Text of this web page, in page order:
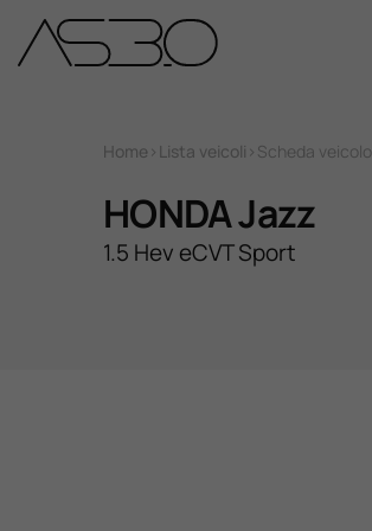
Auto Usate
Home > Lista veicoli > Scheda veicolo
HONDA Jazz
1.5 Hev eCVT Sport